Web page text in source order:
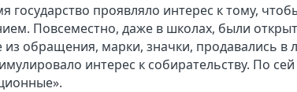
государство проявляло интерес к тому,
Повсеместно, даже в школах, были
обращения, марки, значки, продавались в
интерес к собирательству. По